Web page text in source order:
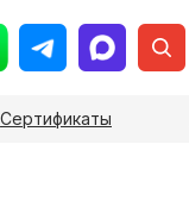
Сертификаты